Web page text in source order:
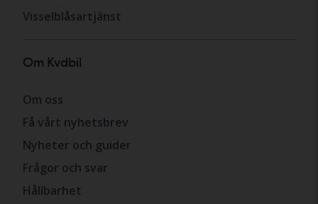
Visselblåsartjänst
Om Kvdbil
Om oss
Få vårt nyhetsbrev
Nyheter och guider
Frågor och svar
Hållbarhet